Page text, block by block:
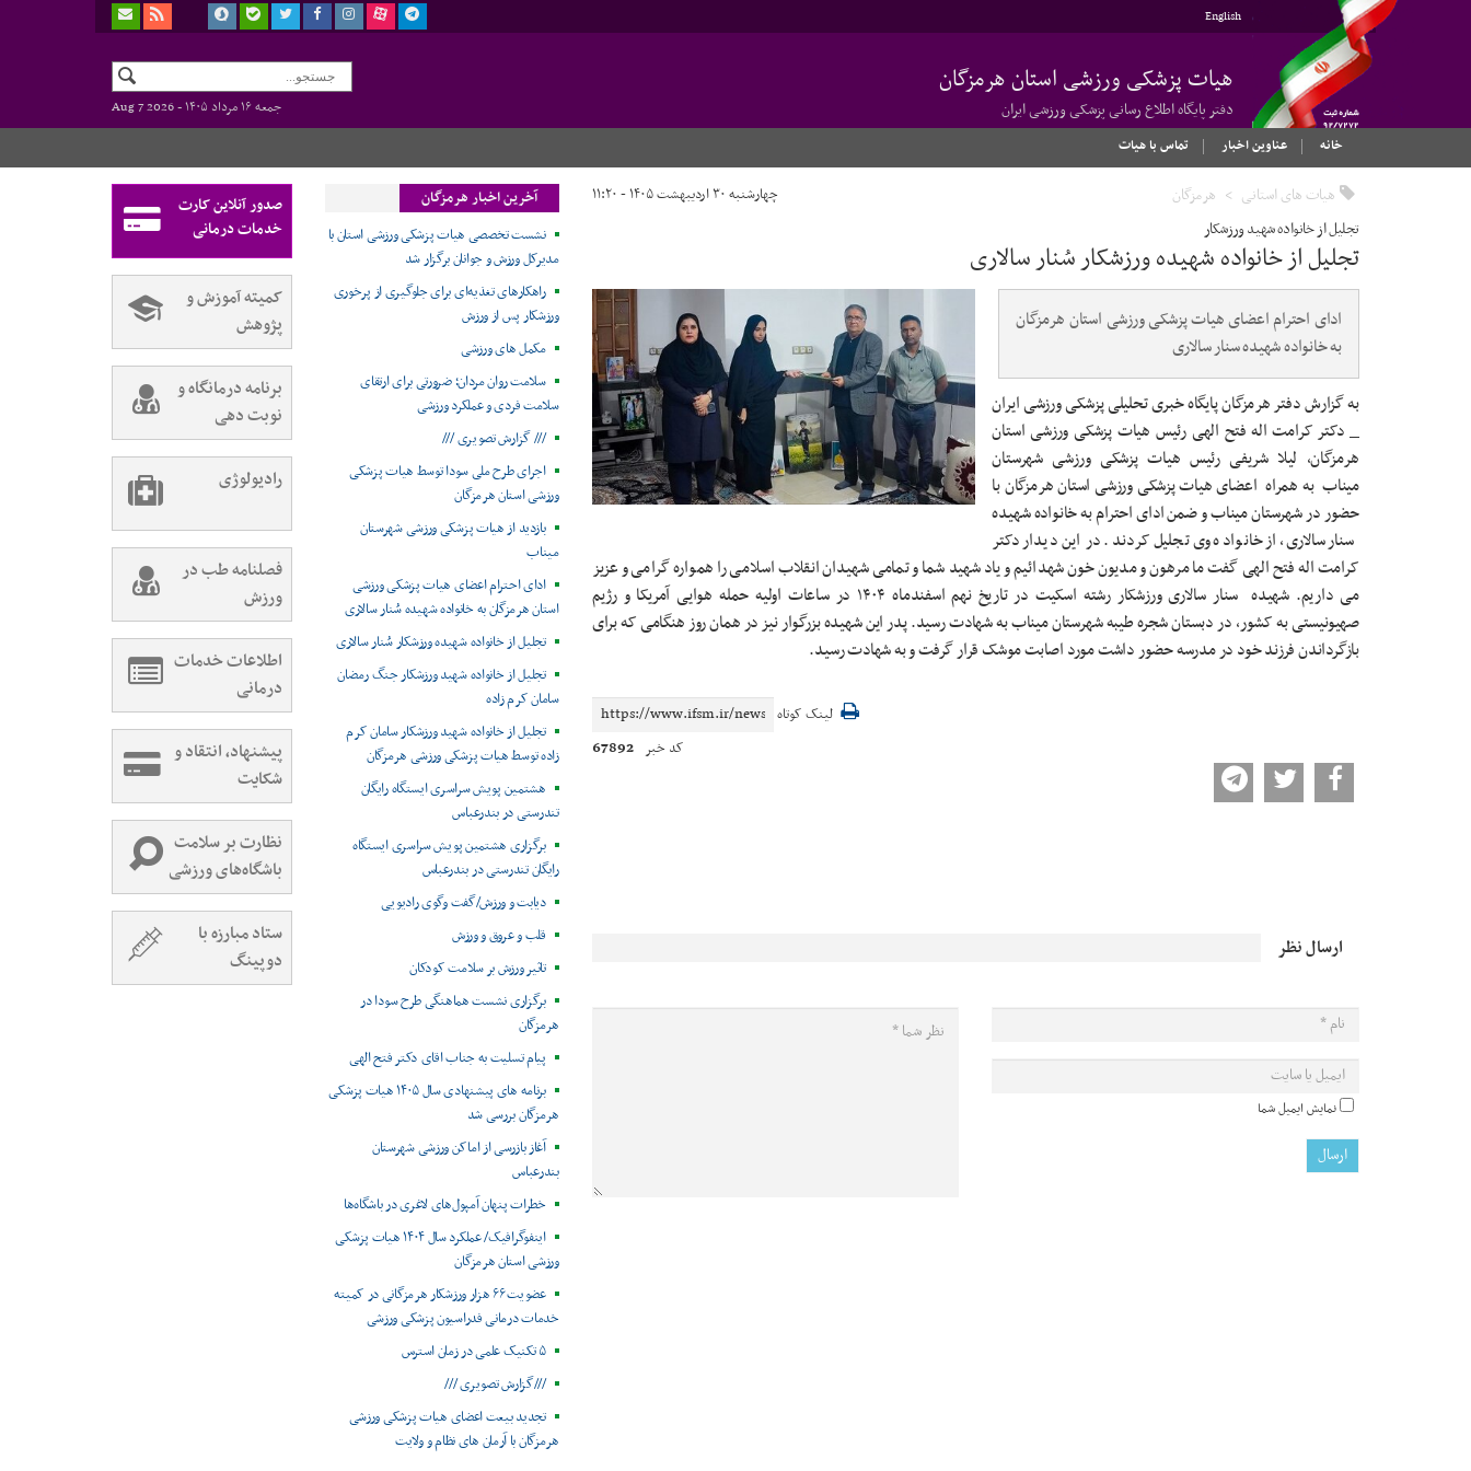
English
هیات پزشکی ورزشی استان هرمزگان
دفتر پایگاه اطلاع رسانی پزشکی ورزشی ایران جمعه ۱۶ مرداد ۱۴۰۵ -
Aug 7 2026
خانه
عناوین اخبار تماس با هیات
هیات های استانی هرمزگان چهارشنبه ۳۰ اردیبهشت ۱۴۰۵ - ۱۱:۲۰
تجلیل از خانواده شهید ورزشکار
تجلیل از خانواده شهیده ورزشکار سُنار سالاری
ادای احترام اعضای هیات پزشکی ورزشی استان هرمزگان
به خانواده شهیده سنار سالاری
به گزارش دفتر هرمزگان پایگاه خبری تحلیلی پزشکی ورزشی ایران
_ دکتر کرامت اله فتح الهی رئیس هیات پزشکی ورزشی استان
هرمزگان، لیلا شریفی رئیس هیات پزشکی ورزشی شهرستان
میناب به همراه اعضای هیات پزشکی ورزشی استان هرمزگان با
حضور در شهرستان میناب و ضمن ادای احترام به خانواده شهیده
سنار سالاری، از خانواده وی تجلیل کردند. در این دیدار دکتر
کرامت اله فتح الهی گفت ما مرهون و مدیون خون شهدائیم و یاد شهید شما و تمامی شهیدان انقلاب اسلامی را همواره گرامی و عزیز
می داریم. شهیده سنار سالاری ورزشکار رشته اسکیت در تاریخ نهم اسفندماه ۱۴۰۴ در ساعات اولیه حمله هوایی آمریکا و رژیم
صهیونیستی به کشور، در دبستان شجره طیبه شهرستان میناب به شهادت رسید. پدر این شهیده بزرگوار نیز در همان روز هنگامی که برای
بازگرداندن فرزند خود در مدرسه حضور داشت مورد اصابت موشک قرار گرفت و به شهادت رسید.
لینک کوتاه
کد خبر 67892
ارسال نظر
نمایش ایمیل شما
آخرین اخبار هرمزگان
نشست تخصصی هیات پزشکی ورزشی استان با
مدیرکل ورزش و جوانان برگزار شد
راهکارهای تغذیه‌ای برای جلوگیری از پرخوری
ورزشکار پس از ورزش
مکمل های ورزشی
سلامت روان مردان؛ ضرورتی برای ارتقای
سلامت فردی و عملکرد ورزشی
/// گزارش تصویری ///
اجرای طرح ملی سودا توسط هیات پزشکی
ورزشی استان هرمزگان
بازدید از هیات پزشکی ورزشی شهرستان
میناب
ادای احترام اعضای هیات پزشکی ورزشی
استان هرمزگان به خانواده شهیده سُنار سالاری
تجلیل از خانواده شهیده ورزشکار سُنار سالاری
تجلیل از خانواده شهید ورزشکار جنگ رمضان
سامان کرم زاده
تجلیل از خانواده شهید ورزشکار سامان کرم
زاده توسط هیات پزشکی ورزشی هرمزگان
هشتمین پویش سراسری ایستگاه رایگان
تندرستی در بندرعباس
برگزاری هشتمین پویش سراسری ایستگاه
رایگان تندرستی در بندرعباس
دیابت و ورزش/گفت وگوی رادیویی
قلب و عروق و ورزش
تاثیر ورزش بر سلامت کودکان
برگزاری نشست هماهنگی طرح سودا در
هرمزگان
پیام تسلیت به جناب اقای دکتر فتح الهی
برنامه های پیشنهادی سال ۱۴۰۵ هیات پزشکی
هرمزگان بررسی شد
آغاز بازرسی از اماکن ورزشی شهرستان
بندرعباس
خطرات پنهان آمپول‌های لاغری در باشگاه‌ها
اینفوگرافیک/ عملکرد سال ۱۴۰۴ هیات پزشکی
ورزشی استان هرمزگان
عضویت ۶۶ هزار ورزشکار هرمزگانی در کمیته
خدمات درمانی فدراسیون پزشکی ورزشی
۵ تکنیک علمی در زمان استرس
///گزارش تصویری ///
تجدید بیعت اعضای هیات پزشکی ورزشی
هرمزگان با آرمان های نظام و ولایت
صدور آنلاین کارت
خدمات درمانی
کمیته آموزش و
پژوهش
برنامه درمانگاه و
نوبت دهی
رادیولوژی
فصلنامه طب در
ورزش
اطلاعات خدمات
درمانی
پیشنهاد، انتقاد و
شکایت
نظارت بر سلامت
باشگاه‌های ورزشی
ستاد مبارزه با
دوپینگ